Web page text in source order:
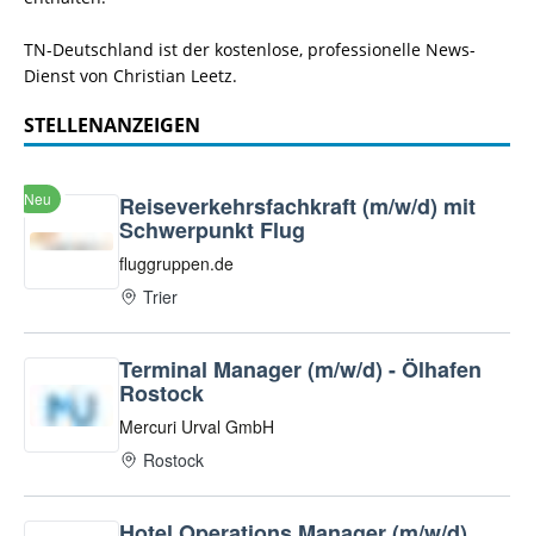
TN-Deutschland ist der kostenlose, professionelle News-
Dienst von Christian Leetz.
STELLENANZEIGEN